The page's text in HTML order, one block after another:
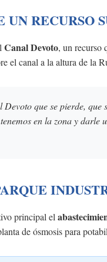
UN RECURSO
Canal Devoto, un recurso
el canal a la altura de la
que se pierde,
en la zona y darle
principal el
de ósmosis para